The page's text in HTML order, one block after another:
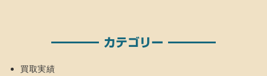
カテゴリー
買取実績